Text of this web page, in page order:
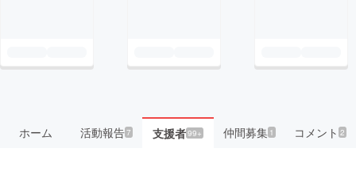
ホーム 活動報告7 支援者99+ 仲間募集 1 コメント2